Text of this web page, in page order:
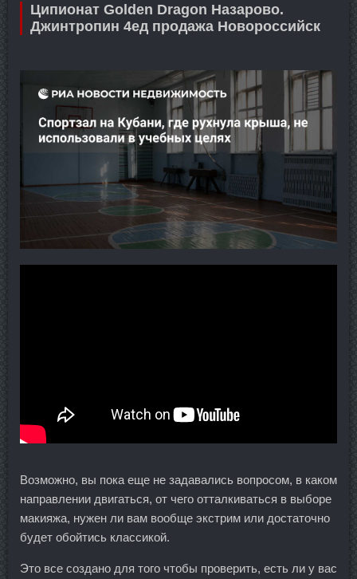
Ципионат Golden Dragon Назарово.
Джинтропин 4ед продажа Новороссийск
Возможно, вы пока еще не задавались вопросом, в каком
направлении двигаться, от чего отталкиваться в выборе
макияжа, нужен ли вам вообще экстрим или достаточно
будет обойтись классикой.
Это все создано для того чтобы проверить, есть ли у вас